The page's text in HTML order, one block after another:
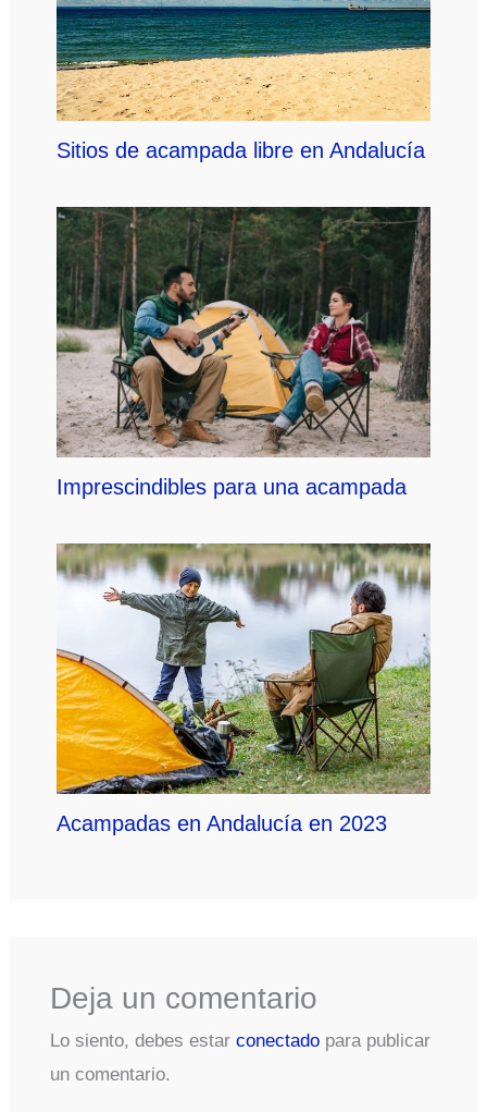
Sitios de acampada libre en Andalucía
Imprescindibles para una acampada
Acampadas en Andalucía en 2023
Deja un comentario
Lo siento, debes estar conectadopara publicar
un comentario.